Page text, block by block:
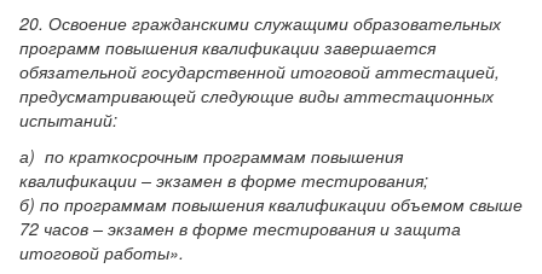
20. Освоение гражданскими служащими образовательных
программ повышения квалификации завершается
обязательной государственной итоговой аттестацией,
предусматривающей следующие виды аттестационных
испытаний:
а) по краткосрочным программам повышения
квалификации – экзамен в форме тестирования;
б) по программам повышения квалификации объемом свыше
72 часов – экзамен в форме тестирования и защита
итоговой работы».